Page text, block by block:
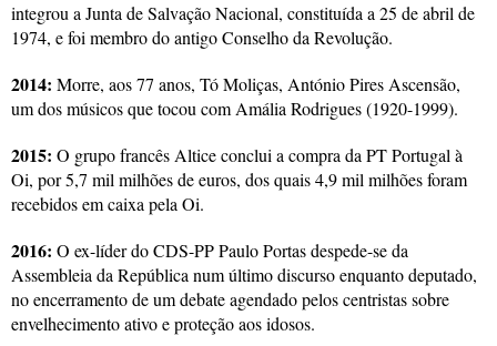
integrou a Junta de Salvação Nacional, constituída a 25 de abril de
1974, e foi membro do antigo Conselho da Revolução.
2014: Morre, aos 77 anos, Tó Moliças, António Pires Ascensão,
um dos músicos que tocou com Amália Rodrigues (1920-1999).
2015: O grupo francês Altice conclui a compra da PT Portugal à
Oi, por 5,7 mil milhões de euros, dos quais 4,9 mil milhões foram
recebidos em caixa pela Oi.
2016: O ex-líder do CDS-PP Paulo Portas despede-se da
Assembleia da República num último discurso enquanto deputado,
no encerramento de um debate agendado pelos centristas sobre
envelhecimento ativo e proteção aos idosos.